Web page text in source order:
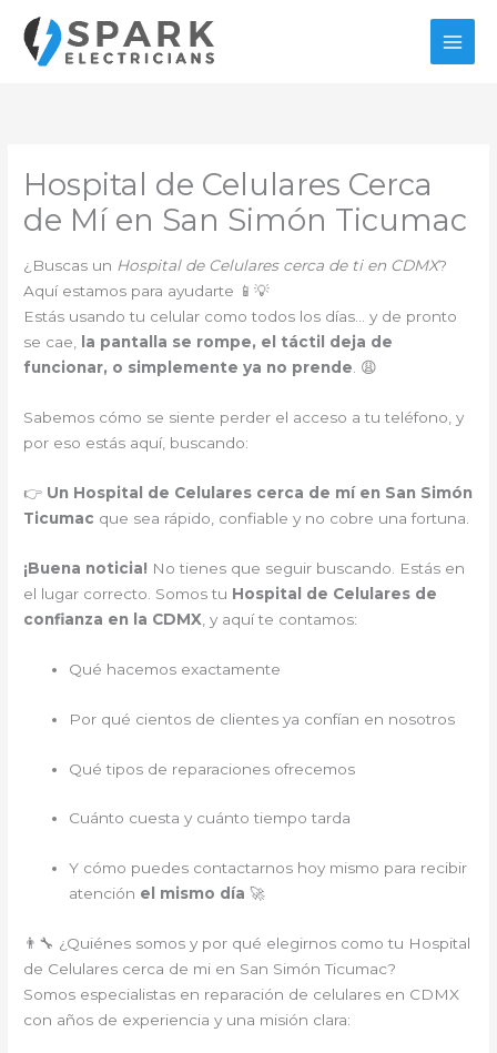
contenido
Hospital de Celulares Cerca
de Mí en San Simón Ticumac
¿Buscas un Hospital de Celulares cerca de ti en CDMX?
Aquí estamos para ayudarte 📱💡
Estás usando tu celular como todos los días… y de pronto
se cae, la pantalla se rompe, el táctil deja de
funcionar, o simplemente ya no prende. 😩
Sabemos cómo se siente perder el acceso a tu teléfono, y
por eso estás aquí, buscando:
👉 Un Hospital de Celulares cerca de mí en San Simón
Ticumac que sea rápido, confiable y no cobre una fortuna.
¡Buena noticia! No tienes que seguir buscando. Estás en
el lugar correcto. Somos tu Hospital de Celulares de
confianza en la CDMX , y aquí te contamos:
Qué hacemos exactamente
Por qué cientos de clientes ya confían en nosotros
Qué tipos de reparaciones ofrecemos
Cuánto cuesta y cuánto tiempo tarda
Y cómo puedes contactarnos hoy mismo para recibir
atención el mismo día 🚀
👨‍🔧 ¿Quiénes somos y por qué elegirnos como tu Hospital
de Celulares cerca de mi en San Simón Ticumac?
Somos especialistas en reparación de celulares en CDMX
con años de experiencia y una misión clara: